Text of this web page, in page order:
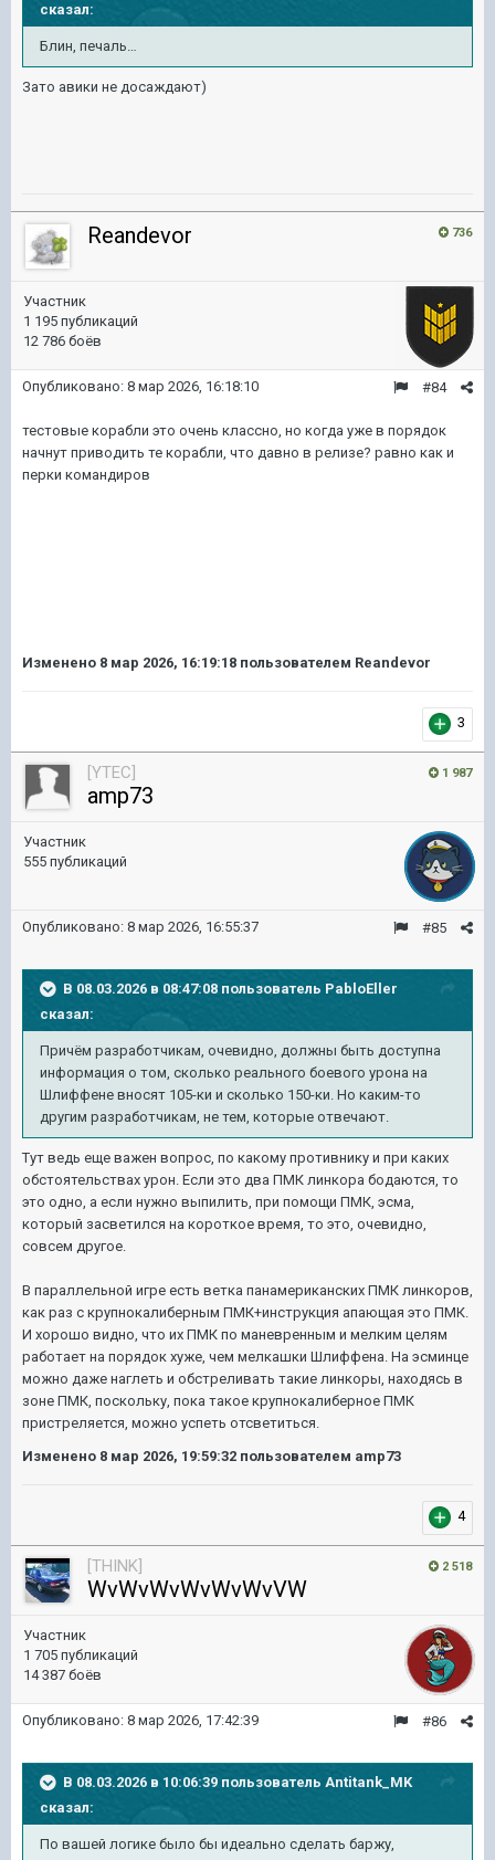
сказал:
Блин, печаль…
Зато авики не досаждают)
736
Reandevor
Участник
1 195 публикаций
12 786 боёв
#84
Опубликовано: 8 мар 2026, 16:18:10
тестовые корабли это очень классно, но когда уже в порядок
начнут приводить те корабли, что давно в релизе? равно как и
перки командиров
Изменено 8 мар 2026, 16:19:18 пользователем Reandevor
3
1 987
[YTEC]
amp73
Участник
555 публикаций
#85
Опубликовано: 8 мар 2026, 16:55:37
В 08.03.2026 в 08:47:08 пользователь PabloEller
сказал:
Причём разработчикам, очевидно, должны быть доступна
информация о том, сколько реального боевого урона на
Шлиффене вносят 105-ки и сколько 150-ки. Но каким-то
другим разработчикам, не тем, которые отвечают.
Тут ведь еще важен вопрос, по какому противнику и при каких
обстоятельствах урон. Если это два ПМК линкора бодаются, то
это одно, а если нужно выпилить, при помощи ПМК, эсма,
который засветился на короткое время, то это, очевидно,
совсем другое.
В параллельной игре есть ветка панамериканских ПМК линкоров,
как раз с крупнокалиберным ПМК+инструкция апающая это ПМК.
И хорошо видно, что их ПМК по маневренным и мелким целям
работает на порядок хуже, чем мелкашки Шлиффена. На эсминце
можно даже наглеть и обстреливать такие линкоры, находясь в
зоне ПМК, поскольку, пока такое крупнокалиберное ПМК
пристреляется, можно успеть отсветиться.
Изменено 8 мар 2026, 19:59:32 пользователем amp73
4
2 518
[THINK]
WvWvWvWvWvWvVW
Участник
1 705 публикаций
14 387 боёв
#86
Опубликовано: 8 мар 2026, 17:42:39
В 08.03.2026 в 10:06:39 пользователь Antitank_MK
сказал:
По вашей логике было бы идеально сделать баржу,